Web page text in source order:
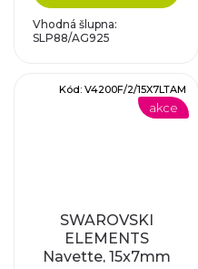
Vhodná šlupna:
SLP88/AG925
akce
SWAROVSKI
ELEMENTS
Navette, 15x7mm
Kód: V4200F/2/15X7LTAM